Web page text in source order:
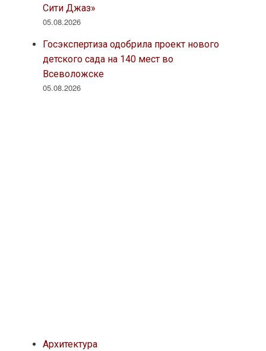
Сити Джаз»
05.08.2026
Госэкспертиза одобрила проект нового
детского сада на 140 мест во
Всеволожске
05.08.2026
Архитектура